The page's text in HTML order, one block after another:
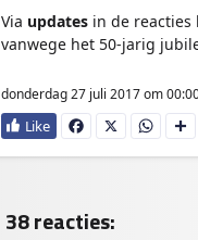
Via updates in de
vanwege het 50-jarig
donderdag 27 juli 2017om
Fa
ce
X
W
ha
D
e
38 reacties: